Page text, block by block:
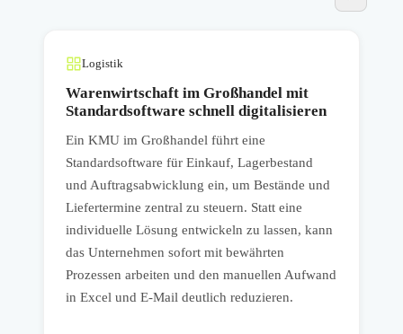
Logistik
Warenwirtschaft im Großhandel mit
Standardsoftware schnell digitalisieren
Ein KMU im Großhandel führt eine
Standardsoftware für Einkauf, Lagerbestand
und Auftragsabwicklung ein, um Bestände und
Liefertermine zentral zu steuern. Statt eine
individuelle Lösung entwickeln zu lassen, kann
das Unternehmen sofort mit bewährten
Prozessen arbeiten und den manuellen Aufwand
in Excel und E-Mail deutlich reduzieren.